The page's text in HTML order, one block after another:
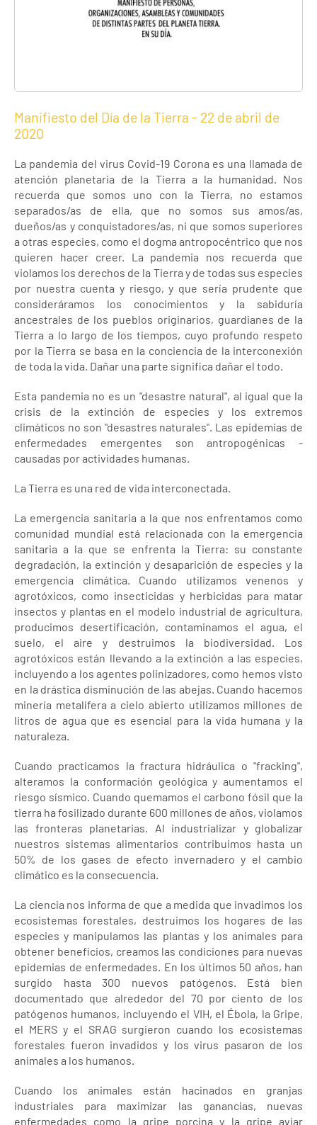
Manifiesto del Día de la Tierra - 22 de abril de
2020
La pandemia del virus Covid-19 Corona es una llamada de
atención planetaria de la Tierra a la humanidad. Nos
recuerda que somos uno con la Tierra, no estamos
separados/as de ella, que no somos sus amos/as,
dueños/as y conquistadores/as, ni que somos superiores
a otras especies, como el dogma antropocéntrico que nos
quieren hacer creer. La pandemia nos recuerda que
violamos los derechos de la Tierra y de todas sus especies
por nuestra cuenta y riesgo, y que sería prudente que
consideráramos los conocimientos y la sabiduría
ancestrales de los pueblos originarios, guardianes de la
Tierra a lo largo de los tiempos, cuyo profundo respeto
por la Tierra se basa en la conciencia de la interconexión
de toda la vida. Dañar una parte significa dañar el todo.
Esta pandemia no es un "desastre natural", al igual que la
crisis de la extinción de especies y los extremos
climáticos no son "desastres naturales". Las epidemias de
enfermedades emergentes son antropogénicas -
causadas por actividades humanas.
La Tierra es una red de vida interconectada.
La emergencia sanitaria a la que nos enfrentamos como
comunidad mundial está relacionada con la emergencia
sanitaria a la que se enfrenta la Tierra: su constante
degradación, la extinción y desaparición de especies y la
emergencia climática. Cuando utilizamos venenos y
agrotóxicos, como insecticidas y herbicidas para matar
insectos y plantas en el modelo industrial de agricultura,
producimos desertificación, contaminamos el agua, el
suelo, el aire y destruimos la biodiversidad. Los
agrotóxicos están llevando a la extinción a las especies,
incluyendo a los agentes polinizadores, como hemos visto
en la drástica disminución de las abejas. Cuando hacemos
minería metalífera a cielo abierto utilizamos millones de
litros de agua que es esencial para la vida humana y la
naturaleza.
Cuando practicamos la fractura hidráulica o "fracking",
alteramos la conformación geológica y aumentamos el
riesgo sísmico. Cuando quemamos el carbono fósil que la
tierra ha fosilizado durante 600 millones de años, violamos
las fronteras planetarias. Al industrializar y globalizar
nuestros sistemas alimentarios contribuimos hasta un
50% de los gases de efecto invernadero y el cambio
climático es la consecuencia.
La ciencia nos informa de que a medida que invadimos los
ecosistemas forestales, destruimos los hogares de las
especies y manipulamos las plantas y los animales para
obtener beneficios, creamos las condiciones para nuevas
epidemias de enfermedades. En los últimos 50 años, han
surgido hasta 300 nuevos patógenos. Está bien
documentado que alrededor del 70 por ciento de los
patógenos humanos, incluyendo el VIH, el Ébola, la Gripe,
el MERS y el SRAG surgieron cuando los ecosistemas
forestales fueron invadidos y los virus pasaron de los
animales a los humanos.
Cuando los animales están hacinados en granjas
industriales para maximizar las ganancias, nuevas
enfermedades como la gripe porcina y la gripe aviar